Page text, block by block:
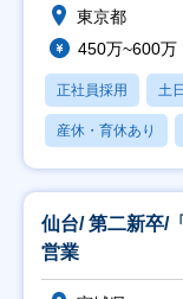
東京都
450万~600万
正社員採用 土
産休・育休あり
仙台/ 第二新卒/
営業